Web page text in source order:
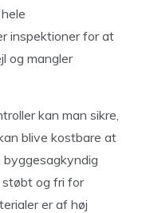
inspektioner for at
og mangler
kan man sikre,
blive kostbare at
byggesagkyndig
og fri for
er af høj